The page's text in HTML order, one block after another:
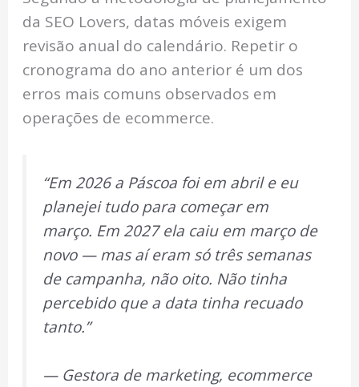
da SEO Lovers, datas móveis exigem
revisão anual do calendário. Repetir o
cronograma do ano anterior é um dos
erros mais comuns observados em
operações de ecommerce.
“Em 2026 a Páscoa foi em abril e eu
planejei tudo para começar em
março. Em 2027 ela caiu em março de
novo — mas aí eram só três semanas
de campanha, não oito. Não tinha
percebido que a data tinha recuado
tanto.”
— Gestora de marketing, ecommerce